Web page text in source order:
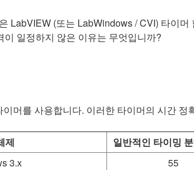
LabVIEW (또는 LabWindows / CVI) 타이
일정하지 않은 이유는 무엇입니까?
머를 사용합니다. 이러한 타이머의 시간 정
제
일반적인 타이밍
3.x
55